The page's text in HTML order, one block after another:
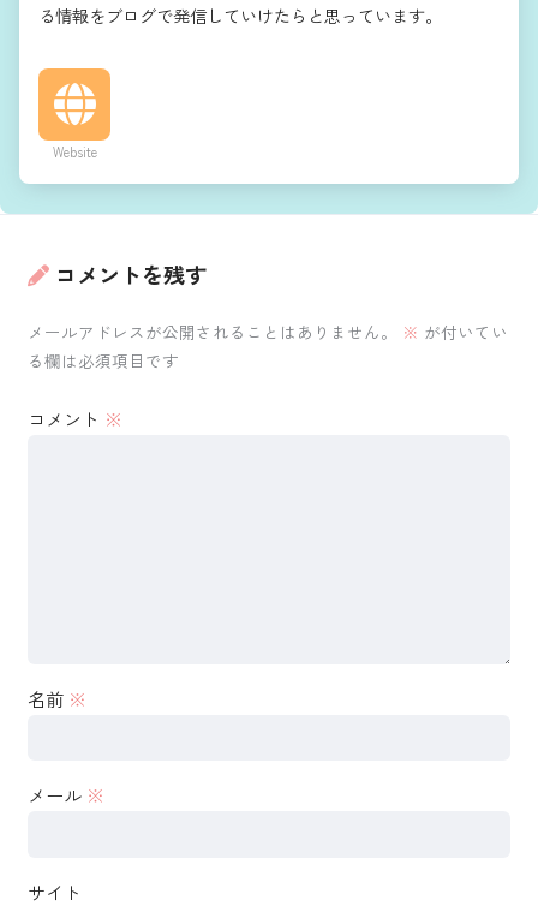
る情報をブログで発信していけたらと思っています。
Website
コメントを残す
メールアドレスが公開されることはありません。 ※ が付いてい
る欄は必須項目です
コメント ※
名前 ※
メール ※
サイト